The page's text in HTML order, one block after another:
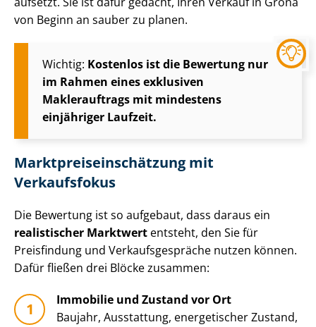
von Beginn an sauber zu planen.
Wichtig: Kostenlos ist die Bewertung nur
im Rahmen eines exklusiven
Maklerauftrags mit mindestens
einjähriger Laufzeit.
Markt­preis­ein­schät­zung mit
Verkaufsfokus
Die Bewertung ist so aufgebaut, dass daraus ein
realistischer Marktwert entsteht, den Sie für
Preisfindung und Ver­kaufs­ge­sprä­che nutzen können.
Dafür fließen drei Blöcke zusammen:
Immobilie und Zustand vor Ort
Baujahr, Ausstattung, energetischer Zustand,